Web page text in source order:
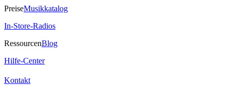
PreiseMusikkatalog
In-Store-Radios
RessourcenBlog
Hilfe-Center
Kontakt